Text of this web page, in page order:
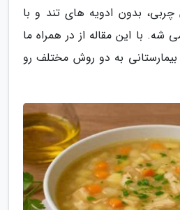
چربی، بدون ادویه های تند و با
با این مقاله از در همراه ما
به دو روش مختلف رو